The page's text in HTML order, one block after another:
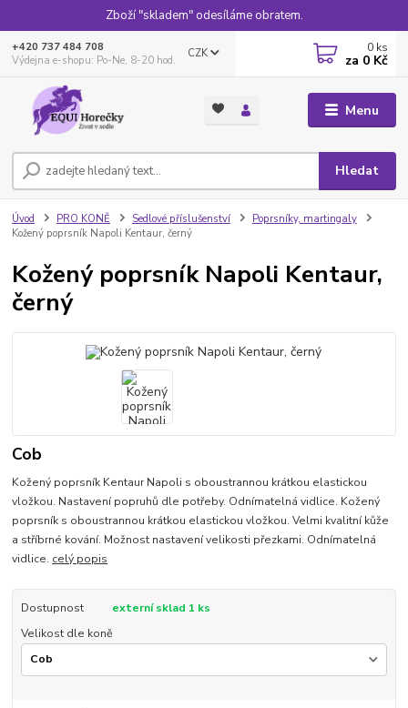
Zboží "skladem" odesíláme obratem.
Menu
CZK
Hledat
+420 737 484 708
Výdejna e-shopu: Po-Ne, 8-20 hod.
0 ks
za 0 Kč
Úvod PRO KONĚ Sedlové příslušenství
Poprsníky, martingaly
Kožený poprsník Napoli Kentaur, černý
Kožený poprsník Napoli Kentaur,
černý
Cob
Kožený poprsník Kentaur Napoli s oboustrannou krátkou elastickou
vložkou. Nastavení popruhů dle potřeby. Odnímatelná vidlice. Kožený
poprsník s oboustrannou krátkou elastickou vložkou. Velmi kvalitní kůže
a stříbrné kování. Možnost nastavení velikosti přezkami. Odnímatelná
vidlice. celý popis
Dostupnost
externí sklad 1 ks
Velikost dle koně